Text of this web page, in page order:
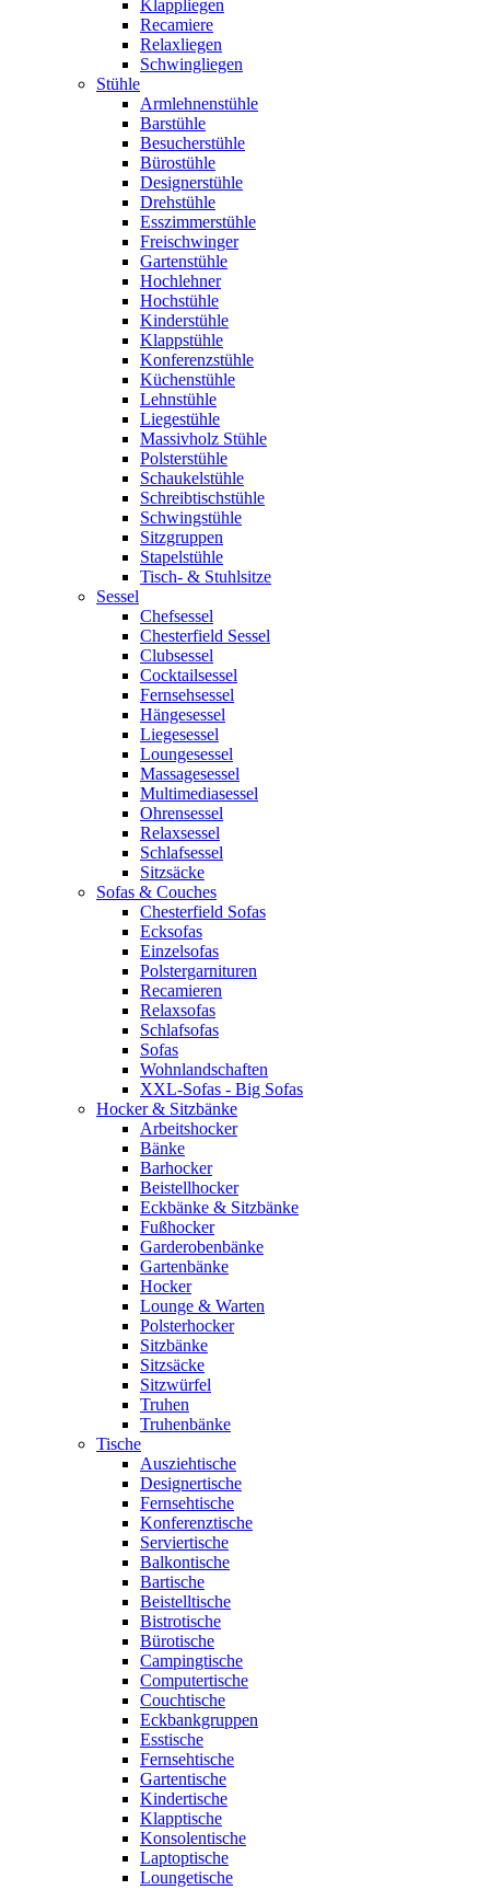
Klappliegen
Recamiere
Relaxliegen
Schwingliegen
Stühle
Armlehnenstühle
Barstühle
Besucherstühle
Bürostühle
Designerstühle
Drehstühle
Esszimmerstühle
Freischwinger
Gartenstühle
Hochlehner
Hochstühle
Kinderstühle
Klappstühle
Konferenzstühle
Küchenstühle
Lehnstühle
Liegestühle
Massivholz Stühle
Polsterstühle
Schaukelstühle
Schreibtischstühle
Schwingstühle
Sitzgruppen
Stapelstühle
Tisch- & Stuhlsitze
Sessel
Chefsessel
Chesterfield Sessel
Clubsessel
Cocktailsessel
Fernsehsessel
Hängesessel
Liegesessel
Loungesessel
Massagesessel
Multimediasessel
Ohrensessel
Relaxsessel
Schlafsessel
Sitzsäcke
Sofas & Couches
Chesterfield Sofas
Ecksofas
Einzelsofas
Polstergarnituren
Recamieren
Relaxsofas
Schlafsofas
Sofas
Wohnlandschaften
XXL-Sofas - Big Sofas
Hocker & Sitzbänke
Arbeitshocker
Bänke
Barhocker
Beistellhocker
Eckbänke & Sitzbänke
Fußhocker
Garderobenbänke
Gartenbänke
Hocker
Lounge & Warten
Polsterhocker
Sitzbänke
Sitzsäcke
Sitzwürfel
Truhen
Truhenbänke
Tische
Ausziehtische
Designertische
Fernsehtische
Konferenztische
Serviertische
Balkontische
Bartische
Beistelltische
Bistrotische
Bürotische
Campingtische
Computertische
Couchtische
Eckbankgruppen
Esstische
Fernsehtische
Gartentische
Kindertische
Klapptische
Konsolentische
Laptoptische
Loungetische